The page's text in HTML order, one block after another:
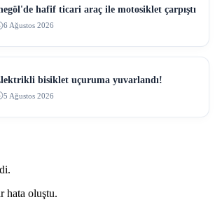
hafif ticari araç ile motosiklet çarpıştı
6 Ağustos 2026
bisiklet uçuruma yuvarlandı!
5 Ağustos 2026
hata oluştu.